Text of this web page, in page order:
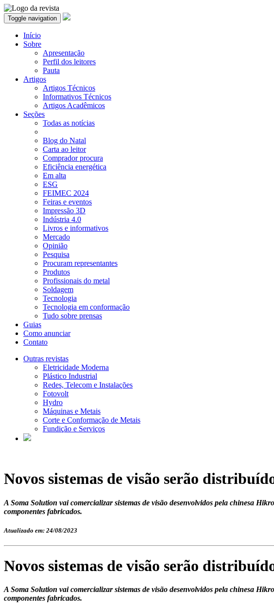
Toggle navigation
Início
Sobre
Apresentação
Perfil dos leitores
Pauta
Artigos
Artigos Técnicos
Informativos Técnicos
Artigos Acadêmicos
Seções
Todas as notícias
Blog do Natal
Carta ao leitor
Comprador procura
Eficiência energética
Em alta
ESG
FEIMEC 2024
Feiras e eventos
Impressão 3D
Indústria 4.0
Livros e informativos
Mercado
Opinião
Pesquisa
Procuram representantes
Produtos
Profissionais do metal
Soldagem
Tecnologia
Tecnologia em conformação
Tudo sobre prensas
Guias
Como anunciar
Contato
Outras revistas
Eletricidade Moderna
Plástico Industrial
Redes, Telecom e Instalações
Fotovolt
Hydro
Máquinas e Metais
Corte e Conformação de Metais
Fundição e Serviços
Novos sistemas de visão serão
A Soma Solution vai comercializar sistemas de visão desenvolvidos pela chinesa
componentes fabricados.
Atualizado em: 24/08/2023
Novos sistemas de visão serão
A Soma Solution vai comercializar sistemas de visão desenvolvidos pela chinesa
componentes fabricados.